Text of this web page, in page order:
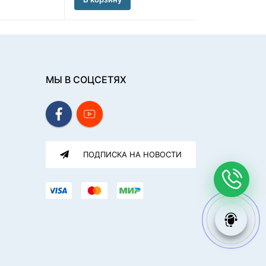
МЫ В СОЦСЕТЯХ
ПОДПИСКА НА НОВОСТИ